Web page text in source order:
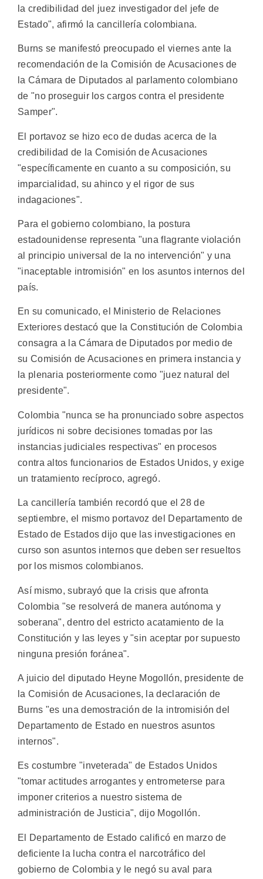
la credibilidad del juez investigador del jefe de
Estado", afirmó la cancillería colombiana.
Burns se manifestó preocupado el viernes ante la
recomendación de la Comisión de Acusaciones de
la Cámara de Diputados al parlamento colombiano
de "no proseguir los cargos contra el presidente
Samper".
El portavoz se hizo eco de dudas acerca de la
credibilidad de la Comisión de Acusaciones
"específicamente en cuanto a su composición, su
imparcialidad, su ahinco y el rigor de sus
indagaciones".
Para el gobierno colombiano, la postura
estadounidense representa "una flagrante violación
al principio universal de la no intervención" y una
"inaceptable intromisión" en los asuntos internos del
país.
En su comunicado, el Ministerio de Relaciones
Exteriores destacó que la Constitución de Colombia
consagra a la Cámara de Diputados por medio de
su Comisión de Acusaciones en primera instancia y
la plenaria posteriormente como "juez natural del
presidente".
Colombia "nunca se ha pronunciado sobre aspectos
jurídicos ni sobre decisiones tomadas por las
instancias judiciales respectivas" en procesos
contra altos funcionarios de Estados Unidos, y exige
un tratamiento recíproco, agregó.
La cancillería también recordó que el 28 de
septiembre, el mismo portavoz del Departamento de
Estado de Estados dijo que las investigaciones en
curso son asuntos internos que deben ser resueltos
por los mismos colombianos.
Así mismo, subrayó que la crisis que afronta
Colombia "se resolverá de manera autónoma y
soberana", dentro del estricto acatamiento de la
Constitución y las leyes y "sin aceptar por supuesto
ninguna presión foránea".
A juicio del diputado Heyne Mogollón, presidente de
la Comisión de Acusaciones, la declaración de
Burns "es una demostración de la intromisión del
Departamento de Estado en nuestros asuntos
internos".
Es costumbre "inveterada" de Estados Unidos
"tomar actitudes arrogantes y entrometerse para
imponer criterios a nuestro sistema de
administración de Justicia", dijo Mogollón.
El Departamento de Estado calificó en marzo de
deficiente la lucha contra el narcotráfico del
gobierno de Colombia y le negó su aval para